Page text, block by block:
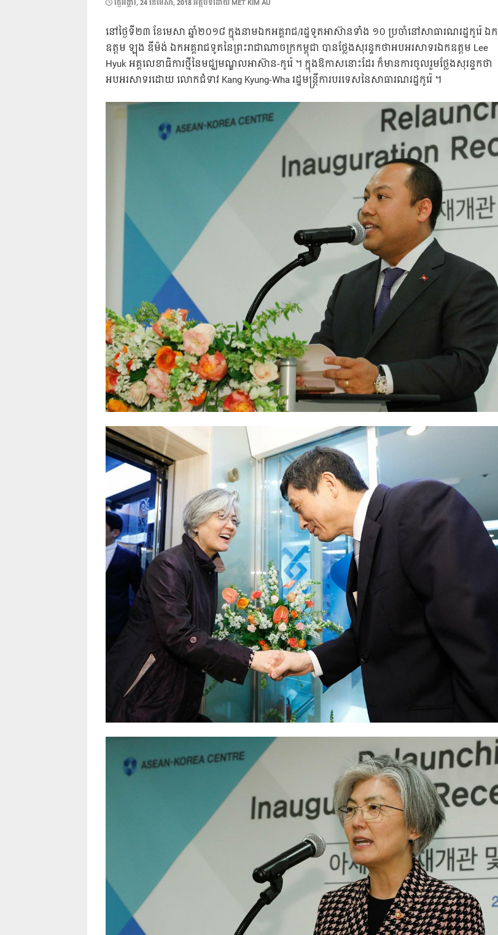
ថ្ងៃ​អង្គារ, 24 ខែ​មេសា, 2018អត្ថបទដោយ MET KIM AU
នៅថ្ងៃទី២៣ ខែមេសា ឆ្នាំ២០១៨ ក្នុងនាមឯកអគ្គរាជ/រដ្ឋទូតអាស៊ានទាំង ១០ ប្រចាំនៅសាធារណរដ្ឋកូរ៉េ ឯក
ឧត្តម ឡុង ឌីម៉ង់ ឯកអគ្គរាជទូតនៃព្រះរាជាណាចក្រកម្ពុជា បានថ្លែងសុរន្ទកថាអបអរសាទរឯកឧត្តម Lee
Hyuk អគ្គលេខាធិការថ្មីនៃមជ្ឃមណ្ឌលអាស៊ាន-កូរ៉េ ។ ក្នុងឱកាសនោះដែរ ក៏មានការចូលរួមថ្លែងសុរន្ទកថា
អបអរសាទរដោយ លោកជំទាវ Kang Kyung-Wha រដ្ឋមន្រ្តីការបរទេសនៃសាធារណរដ្ឋកូរ៉េ ។